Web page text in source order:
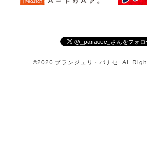
©2026 ブランジェリ・パナセ . All